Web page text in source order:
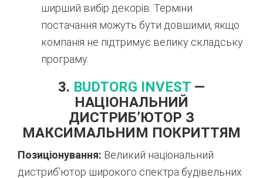
ширший вибір декорів. Терміни
постачання можуть бути довшими, якщо
компанія не підтримує велику складську
програму.
3. BUDTORG INVEST —
НАЦІОНАЛЬНИЙ
ДИСТРИБ’ЮТОР З
МАКСИМАЛЬНИМ ПОКРИТТЯМ
Позиціонування: Великий національний
дистриб’ютор широкого спектра будівельних